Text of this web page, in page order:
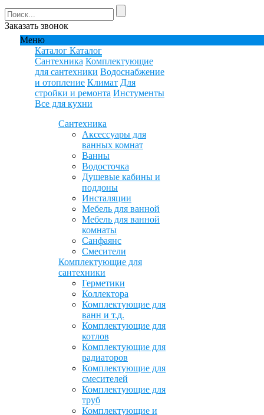
Заказать звонок
Меню
Каталог Каталог
Сантехника Комплектующие
для сантехники Водоснабжение
и отопление Климат Для
стройки и ремонта Инстументы
Все для кухни
Сантехника
Аксессуары для
ванных комнат
Ванны
Водосточка
Душевые кабины и
поддоны
Инсталяции
Мебель для ванной
Мебель для ванной
комнаты
Санфаянс
Смесители
Комплектующие для
сантехники
Герметики
Коллектора
Комплектующие для
ванн и т.д.
Комплектующие для
котлов
Комплектующие для
радиаторов
Комплектующие для
смесителей
Комплектующие для
труб
Комплектующие и